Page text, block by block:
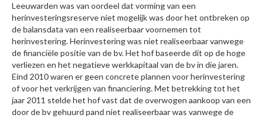
Leeuwarden was van oordeel dat vorming van een
herinvesteringsreserve niet mogelijk was door het ontbreken op
de balansdata van een realiseerbaar voornemen tot
herinvestering. Herinvestering was niet realiseerbaar vanwege
de financiële positie van de bv. Het hof baseerde dit op de hoge
verliezen en het negatieve werkkapitaal van de bv in die jaren.
Eind 2010 waren er geen concrete plannen voor herinvestering
of voor het verkrijgen van financiering. Met betrekking tot het
jaar 2011 stelde het hof vast dat de overwogen aankoop van een
door de bv gehuurd pand niet realiseerbaar was vanwege de